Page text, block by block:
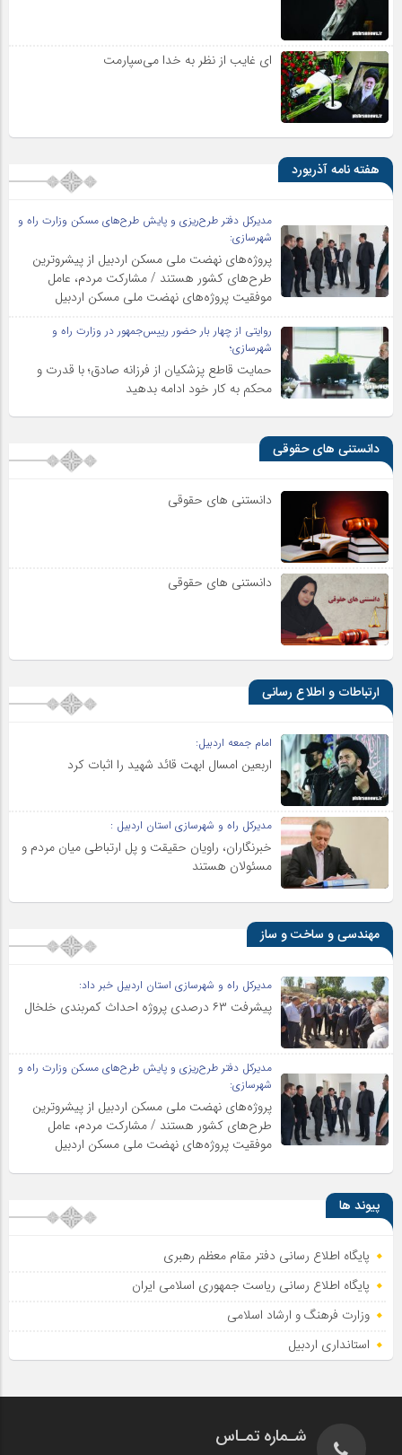
ای غایب از نظر به خدا می‌سپارمت
هفته نامه آذریورد
مدیرکل دفتر طرح‌ریزی و پایش طرح‌های مسکن وزارت راه و
شهرسازی:
پروژه‌های نهضت ملی مسکن اردبیل از پیشروترین
طرح‌های کشور هستند / مشارکت مردم، عامل
موفقیت پروژه‌های نهضت ملی مسکن اردبیل
روایتی از چهار بار حضور رییس‌جمهور در وزارت راه و
شهرسازی؛
حمایت قاطع پزشکیان از فرزانه صادق؛ با قدرت و
محکم به کار خود ادامه بدهید
دانستنی های حقوقی
دانستنی های حقوقی
دانستنی های حقوقی
ارتباطات و اطلاع رسانی
امام جمعه اردبیل:
اربعین امسال ابهت قائد شهید را اثبات کرد
مدیرکل راه و شهرسازی استان اردبیل :
خبرنگاران، راویان حقیقت و پل ارتباطی میان مردم و
مسئولان هستند
مهندسی و ساخت و ساز
مدیرکل راه و شهرسازی استان اردبیل خبر داد:
پیشرفت ۶۳ درصدی پروژه احداث کمربندی خلخال
مدیرکل دفتر طرح‌ریزی و پایش طرح‌های مسکن وزارت راه و
شهرسازی:
پروژه‌های نهضت ملی مسکن اردبیل از پیشروترین
طرح‌های کشور هستند / مشارکت مردم، عامل
موفقیت پروژه‌های نهضت ملی مسکن اردبیل
پیوند ها
پایگاه اطلاع رسانی دفتر مقام معظم رهبری
پایگاه اطلاع‌ رسانی ریاست‌ جمهوری اسلامی ایران
وزارت فرهنگ و ارشاد اسلامی
استانداری اردبیل
شـماره تمـاس